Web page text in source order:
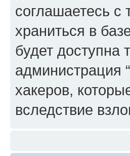
соглашаетесь
храниться в
будет доступна
администрация
хакеров,
вследствие